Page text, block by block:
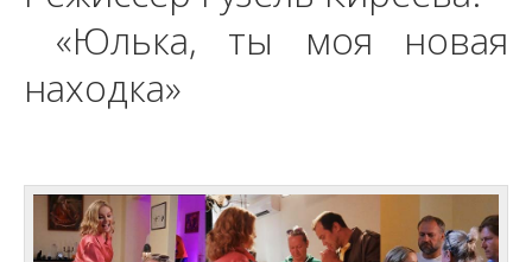
«Юлька, ты моя новая
находка»